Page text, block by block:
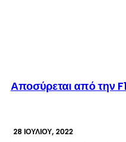
Αποσύρεται από την
28 ΙΟΥΛΊΟΥ, 2022